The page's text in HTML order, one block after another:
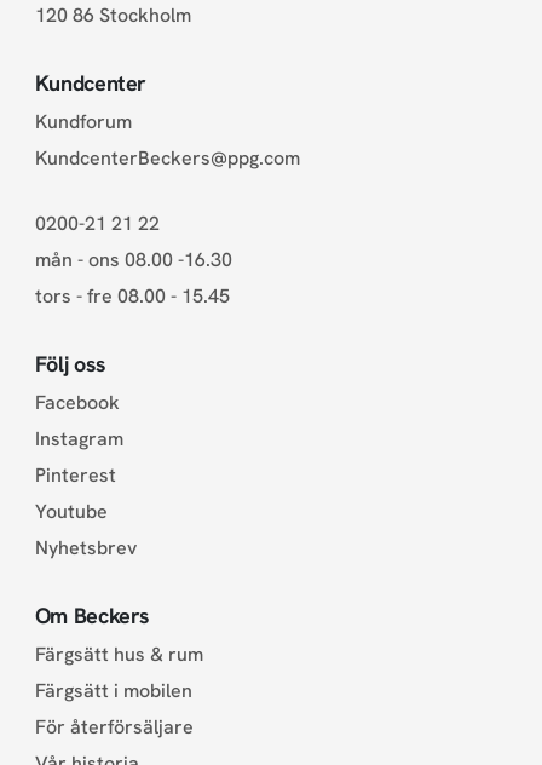
120 86 Stockholm
Kundcenter
Kundforum
KundcenterBeckers@ppg.com
0200-21 21 22
mån - ons 08.00 -16.30
tors - fre 08.00 - 15.45
Följ oss
Facebook
Instagram
Pinterest
Youtube
Nyhetsbrev
Om Beckers
Färgsätt hus & rum
Färgsätt i mobilen
För återförsäljare